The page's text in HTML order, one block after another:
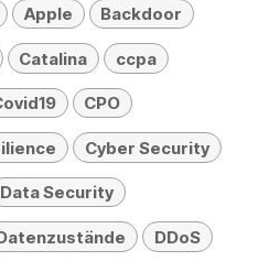
Apple Backdoor
Catalina ccpa
CPO
Cyber Security
Data Security
DDoS